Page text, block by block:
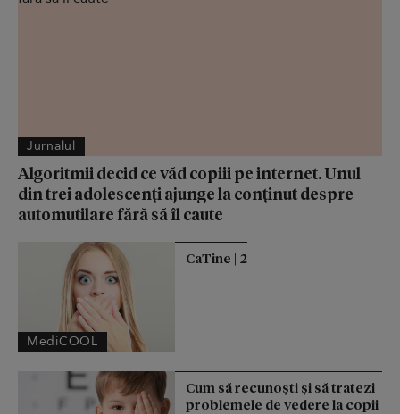
Jurnalul
Algoritmii decid ce văd copiii pe internet. Unul
din trei adolescenți ajunge la conținut despre
automutilare fără să îl caute
MediCOOL
CaTine | 2
Cum să recunoști și să tratezi
problemele de vedere la copii